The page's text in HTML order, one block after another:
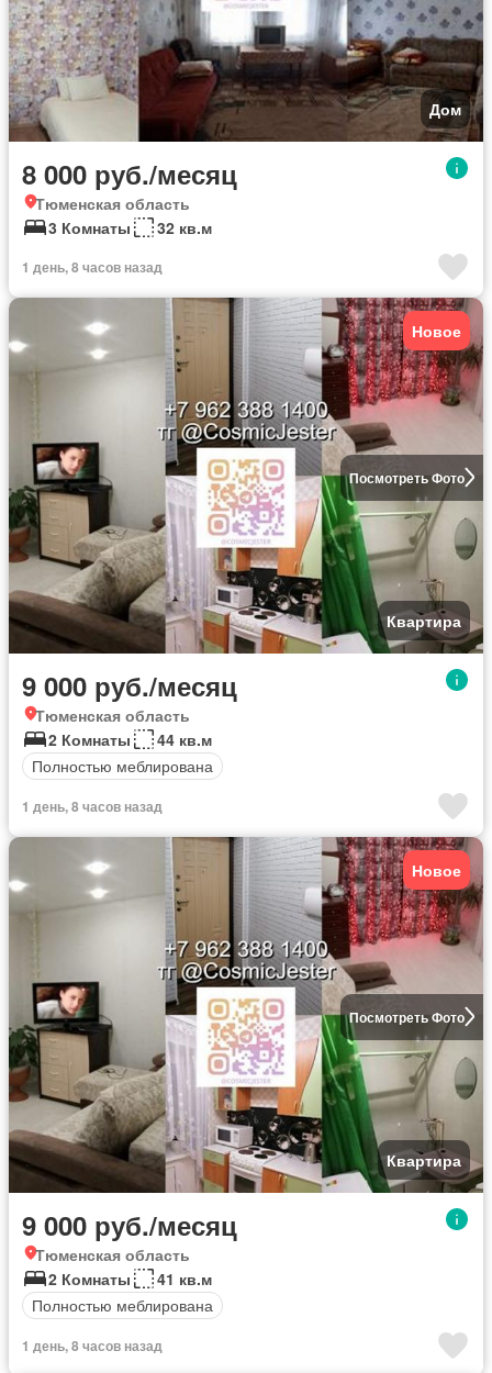
Дом
8 000 руб./месяц
Тюменская область
3 Комнаты
32 кв.м
1 день, 8 часов назад
Посмотреть Фото
Новое
Квартира
9 000 руб./месяц
Тюменская область
2 Комнаты
44 кв.м
Полностью меблирована
1 день, 8 часов назад
Посмотреть Фото
Новое
Квартира
9 000 руб./месяц
Тюменская область
2 Комнаты
41 кв.м
Полностью меблирована
1 день, 8 часов назад